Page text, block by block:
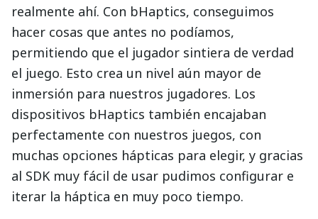
realmente ahí. Con bHaptics, conseguimos
hacer cosas que antes no podíamos,
permitiendo que el jugador sintiera de verdad
el juego. Esto crea un nivel aún mayor de
inmersión para nuestros jugadores. Los
dispositivos bHaptics también encajaban
perfectamente con nuestros juegos, con
muchas opciones hápticas para elegir, y gracias
al SDK muy fácil de usar pudimos configurar e
iterar la háptica en muy poco tiempo.